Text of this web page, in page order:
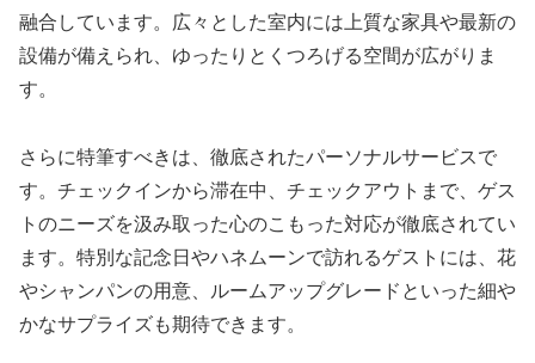
融合しています。広々とした室内には上質な家具や最新の
設備が備えられ、ゆったりとくつろげる空間が広がりま
す。
さらに特筆すべきは、徹底されたパーソナルサービスで
す。チェックインから滞在中、チェックアウトまで、ゲス
トのニーズを汲み取った心のこもった対応が徹底されてい
ます。特別な記念日やハネムーンで訪れるゲストには、花
やシャンパンの用意、ルームアップグレードといった細や
かなサプライズも期待できます。